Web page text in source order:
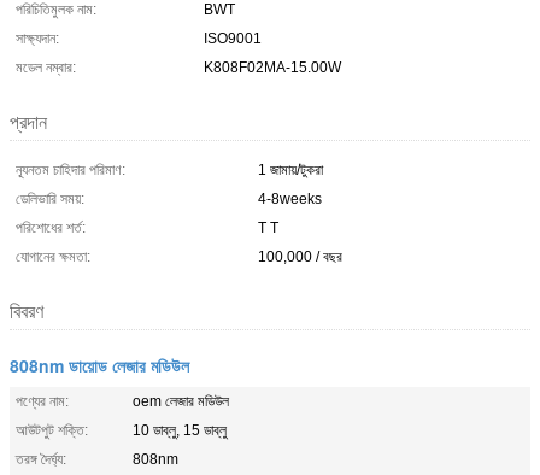
পরিচিতিমুলক নাম:
BWT
সাক্ষ্যদান:
ISO9001
মডেল নম্বার:
K808F02MA-15.00W
প্রদান
ন্যূনতম চাহিদার পরিমাণ:
1 জামায়/টুকরা
ডেলিভারি সময়:
4-8weeks
পরিশোধের শর্ত:
T T
যোগানের ক্ষমতা:
100,000 / বছর
বিবরণ
808nm ডায়োড লেজার মডিউল
পণ্যের নাম:
oem লেজার মডিউল
আউটপুট শক্তি:
10 ডাব্লু, 15 ডাব্লু
তরঙ্গ দৈর্ঘ্য:
808nm